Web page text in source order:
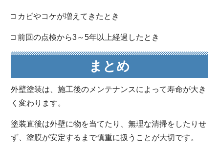
□ カビやコケが増えてきたとき
□ 前回の点検から3～5年以上経過したとき
まとめ
外壁塗装は、施工後のメンテナンスによって寿命が大き
く変わります。
塗装直後は外壁に物を当てたり、無理な清掃をしたりせ
ず、塗膜が安定するまで慎重に扱うことが大切です。